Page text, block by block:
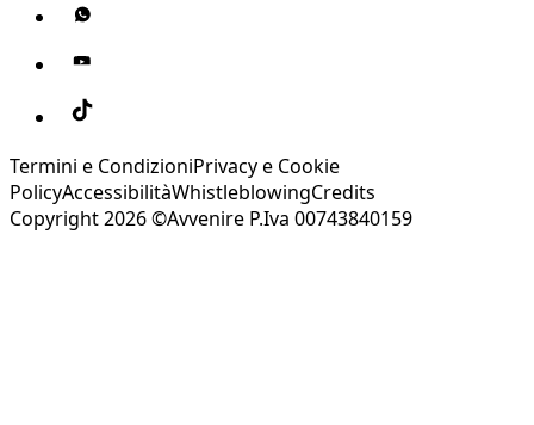
Termini e CondizioniPrivacy e Cookie
PolicyAccessibilitàWhistleblowingCredits
Copyright 2026 ©Avvenire P.Iva 00743840159